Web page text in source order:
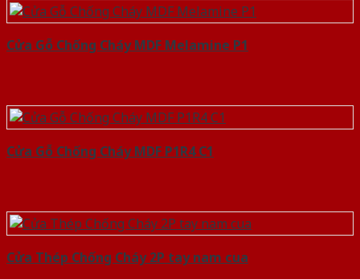
Cửa Gỗ Chống Cháy MDF Melamine P1
Cửa Gỗ Chống Cháy MDF P1R4 C1
Cửa Thép Chống Cháy 2P tay nam cua